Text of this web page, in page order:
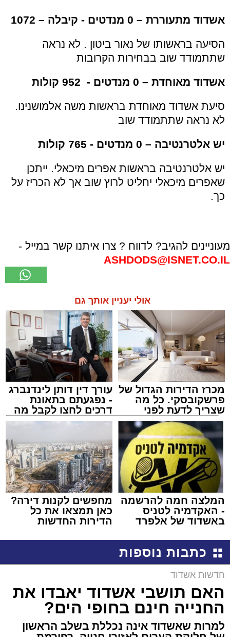
אשדוד מתעוררת – 0 מנדטים - קיבלה – 1072
הסיעה בראשותו של נאור ביטון . לא נראה
שתתמודד שוב בבחירות הקרובות
אשדוד מאוחדת – 0 מנדטים - 952 קולות
סיעת אשדוד מאוחדת בראשות משה אלמושנינו.
לא נראה שתתמודד שוב
יש אלטרנטיבה – 0 מנדטים - 765 קולות
יש אלטרנטיבה בראשות אפרים מיכאלי. ייתכן
שאפרים מיכאלי יחליט לרוץ שוב אך לא הכריז על
כך.
מעוניינים להגיב? לדווח ? צרו איתנו קשר במייל -
ASHDODS@ISNET.CO.IL
אולי יעניין אותך גם
מכרז הדירות הגדול של
פרשקובסקי. כל מה
שצריך לדעת לפני
שמגישים הצעה לדירה
באשדוד
עורך דין דותן לינדנברג
- נפגעתם בתאונת
דרכים לחצו לקבל מה
שמגיע לכם
המלצה חמה להרשמה
- האקדמיה לטניס
באשדוד של אלפרד
מחפשים לקנות דירה?
כאן תמצאו את כל
הדירות החדשות
כתבות נוספות
חדשות אשדוד
האם תושבי אשדוד יאבדו את
החנייה חינם בחופי הים?
למרות שאשדוד אינה נכללת בשלב הראשון